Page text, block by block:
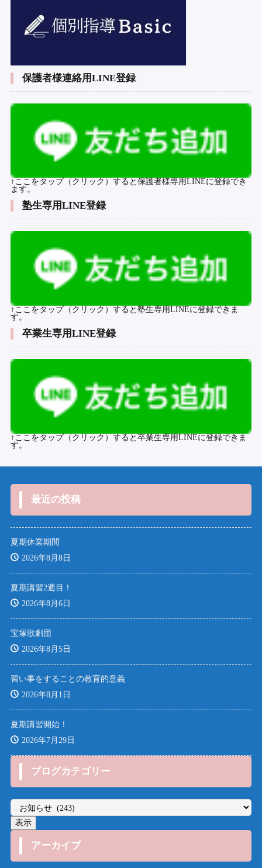
保護者様連絡用LINE登録
↑ここをタップ（クリック）すると保護者様専用LINEに登録でき
ます。
塾生専用LINE登録
↑ここをタップ（クリック）すると塾生専用LINEに登録できま
す。
卒業生専用LINE登録
↑ここをタップ（クリック）すると卒業生専用LINEに登録できま
す。
最近の投稿
夏期休業期間
2026年8月8日
夏期講習2週目！
2026年8月6日
宝塚歌劇団
2026年8月5日
習い事をすることの教育的意義
2026年8月1日
夏期講習開始！
2026年7月29日
ブログカテゴリー
アーカイブ